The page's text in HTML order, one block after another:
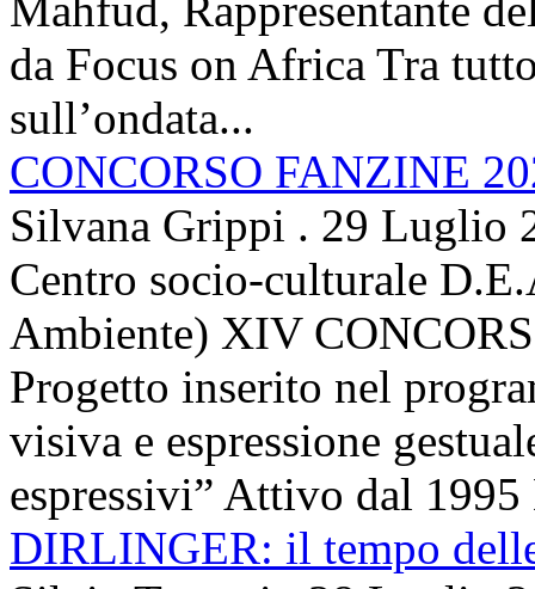
da Focus on Africa Tra
sull’ondata...
CONCORSO FANZINE
Silvana Grippi . 29 Luglio
Centro socio-culturale
Ambiente) XIV
Progetto inserito nel
visiva e espressione
espressivi” Attivo dal 1995
DIRLINGER: il tempo